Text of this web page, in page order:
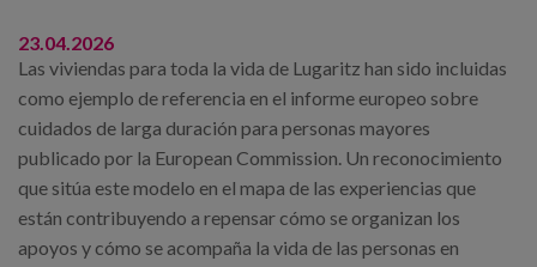
Blog
Prensa
Trabaja con nosotros
Canal de denuncias
23.04.2026
Las viviendas para toda la vida de Lugaritz han sido incluidas
como ejemplo de referencia en el informe europeo sobre
cuidados de larga duración para personas mayores
publicado por la European Commission. Un reconocimiento
que sitúa este modelo en el mapa de las experiencias que
están contribuyendo a repensar cómo se organizan los
apoyos y cómo se acompaña la vida de las personas en